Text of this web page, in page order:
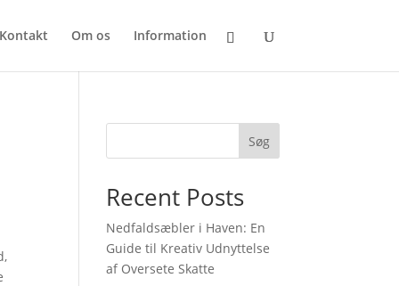
Om os Information
Søg
Recent Posts
Nedfaldsæbler i Haven: En
Guide til Kreativ Udnyttelse
af Oversete Skatte